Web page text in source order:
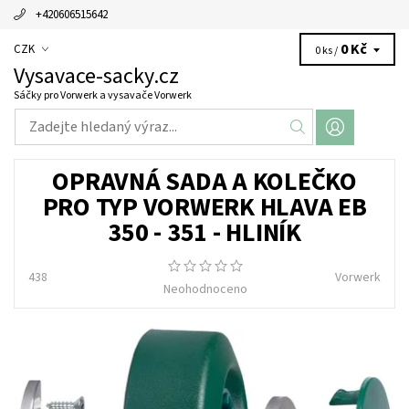
+420606515642
CZK
Vysavace-sacky.cz
Sáčky pro Vorwerk a vysavače Vorwerk
0 ks / 0 Kč
OPRAVNÁ SADA A KOLEČKO
PRO TYP VORWERK HLAVA EB
350 - 351 - HLINÍK
438
Neohodnoceno
Vorwerk